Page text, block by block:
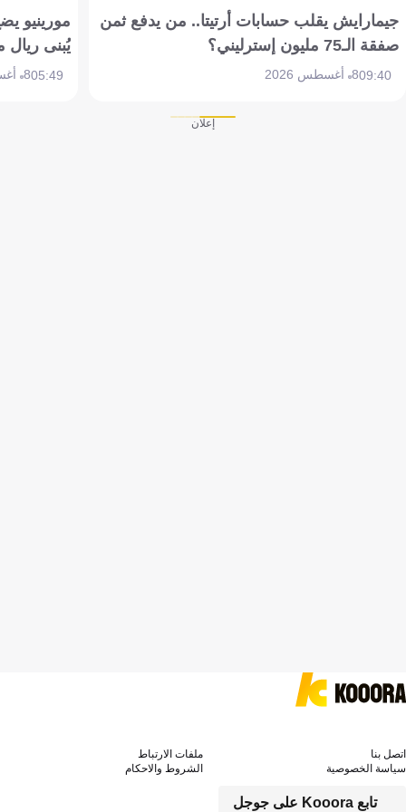
جيمارايش يقلب حسابات أرتيتا.. من يدفع ثمن
صفقة الـ75 مليون إسترليني؟
09:408 أغسطس 2026
مورينيو
يُبنى ريال
05:498 أغسطس 2026
إعلان
تابع Kooora على جوجل
اتصل بنا
ملفات الارتباط
سياسة الخصوصية
الشروط والاحكام